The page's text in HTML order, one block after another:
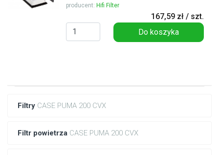
Filtry CASE PUMA 200 CVX
Filtr powietrza CASE PUMA 200 CVX
producent: Hifi Filter
167,59 zł / szt.
Do koszyka